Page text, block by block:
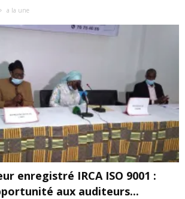
a la une
enregistré IRCA ISO 9001 :
aux auditeurs...